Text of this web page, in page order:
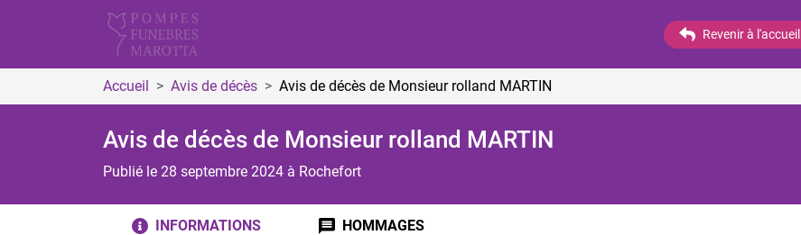
Revenir à l'accueil
Accueil Avis de décès Avis de décès de Monsieur rolland MARTIN
Avis de décès de Monsieur rolland MARTIN
Publié le 28 septembre 2024 à Rochefort
INFORMATIONS HOMMAGES